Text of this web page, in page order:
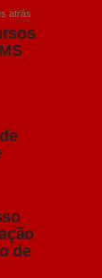
atrás
de